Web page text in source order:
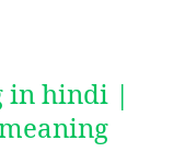
in hindi |